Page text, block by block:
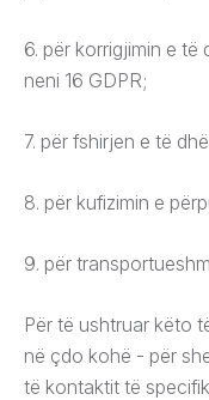
6. për korrigjimin e
neni 16 GDPR;
7. për fshirjen e të
8. për kufizimin e
9. për
Për të ushtruar këto
në çdo kohë - për
të kontaktit të